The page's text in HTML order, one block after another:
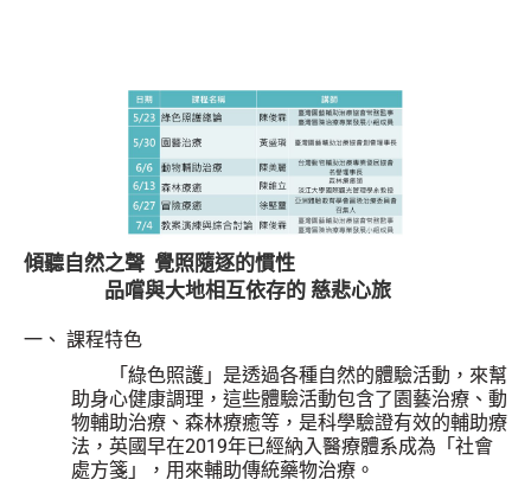
傾聽自然之聲 覺照隨逐的慣性
品嚐與大地相互依存的 慈悲心旅
一、 課程特色
「綠色照護」是透過各種自然的體驗活動，來幫
助身心健康調理，這些體驗活動包含了園藝治療、動
物輔助治療、森林療癒等，是科學驗證有效的輔助療
法，英國早在2019年已經納入醫療體系成為「社會
處方箋」，用來輔助傳統藥物治療。